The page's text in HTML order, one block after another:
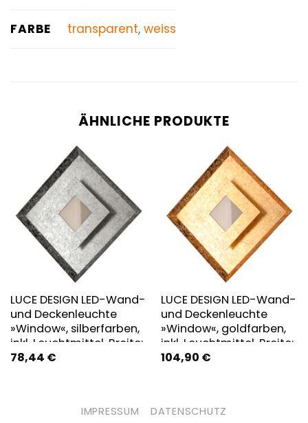
FARBE transparent, weiss
ÄHNLICHE PRODUKTE
LUCE DESIGN LED-Wand-
und Deckenleuchte
»Window«, silberfarben,
inkl. Leuchtmittel, Breite:
32 cm
78,44 €
LUCE DESIGN LED-Wand-
und Deckenleuchte
»Window«, goldfarben,
inkl. Leuchtmittel, Breite:
32 cm
104,90 €
IMPRESSUM DATENSCHUTZ